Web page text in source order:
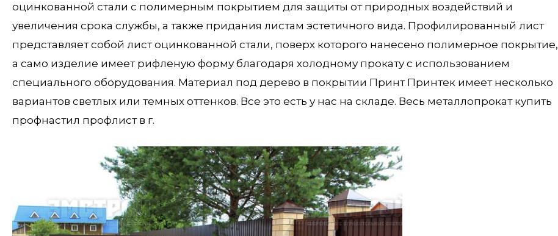
оцинкованной стали с полимерным покрытием для защиты от природных воздействий и
увеличения срока службы, а также придания листам эстетичного вида. Профилированный лист
представляет собой лист оцинкованной стали, поверх которого нанесено полимерное покрытие,
а само изделие имеет рифленую форму благодаря холодному прокату с использованием
специального оборудования. Материал под дерево в покрытии Принт Принтек имеет несколько
вариантов светлых или темных оттенков. Все это есть у нас на складе. Весь металлопрокат купить
профнастил профлист в г.